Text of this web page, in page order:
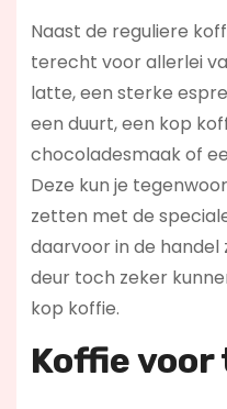
Naast de reguliere
terecht voor allerlei
latte, een sterke
een duurt, een kop
chocoladesmaak of
Deze kun je
zetten met de
daarvoor in de handel
deur toch zeker
kop koffie.
Koffie